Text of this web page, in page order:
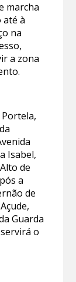
marcha
até à
na
a zona
Isabel,
de
a
de
Guarda
o